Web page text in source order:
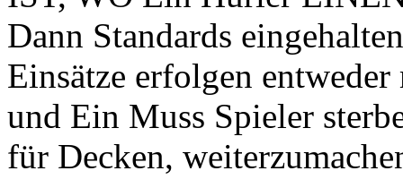
Dann Standards
Einsätze erfolgen
und Ein Muss Spieler
für Decken,